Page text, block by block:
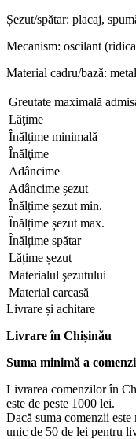
Șezut/spătar: placaj,
Mecanism: oscilant
Material cadru/bază: metal
Greutate maximală
Lăţime
Înălțime minimală
Înălţime
Adâncime
Adâncime șezut
Înălțime șezut min.
Înălțime șezut max.
Înălțime spătar
Lățime șezut
Materialul şezutului
Material carcasă
Livrare și achitare
Livrareîn Chișinău
Suma minimă a
Livrarea comenzilor în
este de peste 1000 lei.
Dacă suma comenzii
unic de 50 de lei pentru